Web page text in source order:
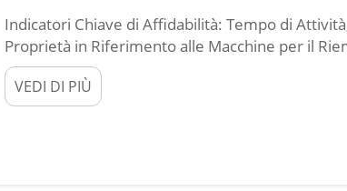
Indicatori Chiave di Affidabilità: Tempo di
Proprietà in Riferimento alle Macchine per il
coerenza del tempo di attività influisce
sul ROI Mantenere un'operatività stabile negli
dipende realmente dal saper...
VEDI DI PIÙ